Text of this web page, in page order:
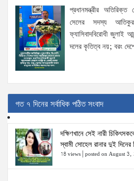
প্রধানমন্ত্রীর
সেলের সদস্য
ফ্যাসিবাদবিরোধী
দলের কৃতিত্ব নয়; বরং
গত ৭ দিনের সর্বাধিক পঠিত সংবাদ
দক্ষিণখানে সেই নারী
স্বামী সোহেল রানার দুই দিনের
18 views posted on August 3,